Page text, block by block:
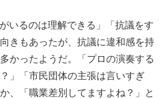
いるのは理解できる」「抗議をす
きもあったが、抗議に違和感を持
かったようだ。「プロの演奏する
」「市民団体の主張は言いすぎ
、「職業差別してますよね？」と